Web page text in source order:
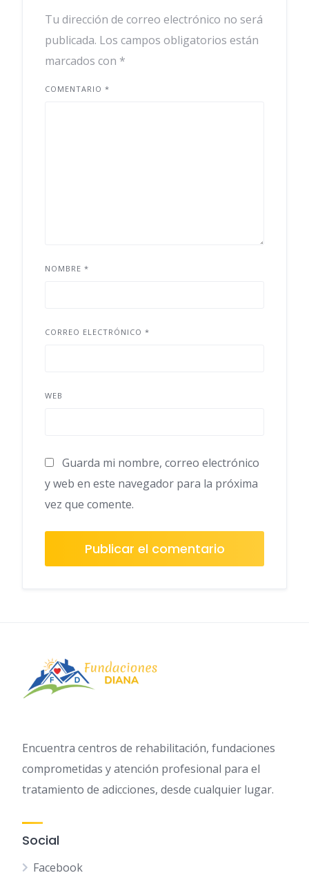
Tu dirección de correo electrónico no será
publicada. Los campos obligatorios están
marcados con *
COMENTARIO *
NOMBRE *
CORREO ELECTRÓNICO *
WEB
Guarda mi nombre, correo electrónico
y web en este navegador para la próxima
vez que comente.
Encuentra centros de rehabilitación, fundaciones
comprometidas y atención profesional para el
tratamiento de adicciones, desde cualquier lugar.
Social
Facebook